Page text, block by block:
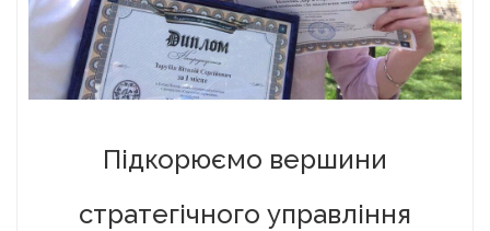
Підкорюємо вершини
стратегічного управління